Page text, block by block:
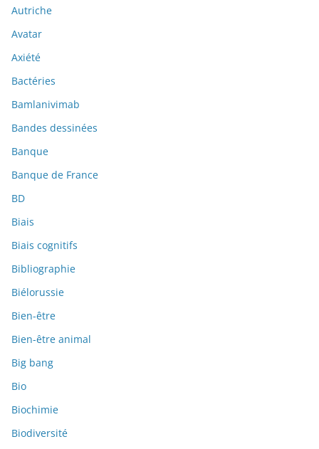
Autriche
Avatar
Axiété
Bactéries
Bamlanivimab
Bandes dessinées
Banque
Banque de France
BD
Biais
Biais cognitifs
Bibliographie
Biélorussie
Bien-être
Bien-être animal
Big bang
Bio
Biochimie
Biodiversité